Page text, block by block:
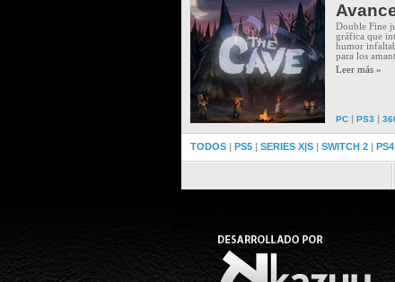
Double Fine
gráfica que
humor
para los
Leer más »
PC | PS3 |
TODOS | PS5 | SERIES X|S | SWITCH 2 | PS4